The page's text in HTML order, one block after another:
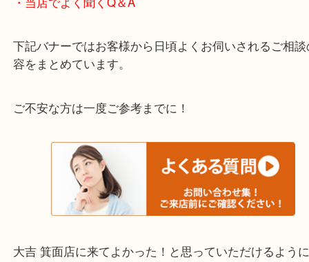
宝塚市・茨木市・尼崎市
千里中央・北千里・南千里
上記の他にもお伺いしますのでご相談ください。